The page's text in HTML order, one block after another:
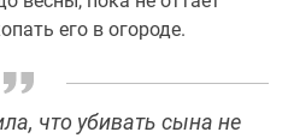
его в огороде.
что убивать сына не